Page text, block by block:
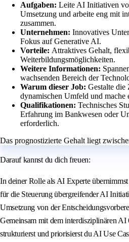
Aufgaben: Leite AI Initiativen
Umsetzung und arbeite eng mit
zusammen.
Unternehmen: Innovatives
Fokus auf Generative AI.
Vorteile: Attraktives Gehalt,
Weiterbildungsmöglichkeiten.
Weitere Informationen:
wachsenden Bereich der
Warum dieser Job: Gestalte
dynamischen Umfeld und mache
Qualifikationen: Technisches
Erfahrung im Bankwesen oder
erforderlich.
Das prognostizierte Gehalt liegt
Darauf kannst du dich freuen:
In deiner Rolle als AI Experte
für die Steuerung übergreifender AI
Umsetzung von der
Gemeinsam mit dem interdisziplinären AI
strukturierst und priorisierst du AI Use